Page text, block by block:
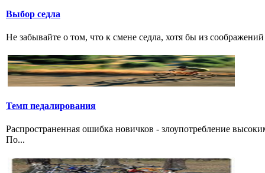
Выбор седла
Не забывайте о том, что к смене седла, хотя бы из
Темп педалирования
Распространенная ошибка новичков - злоупотребление
По...